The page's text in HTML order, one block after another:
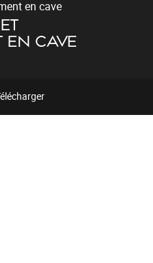
en cave
CAVE